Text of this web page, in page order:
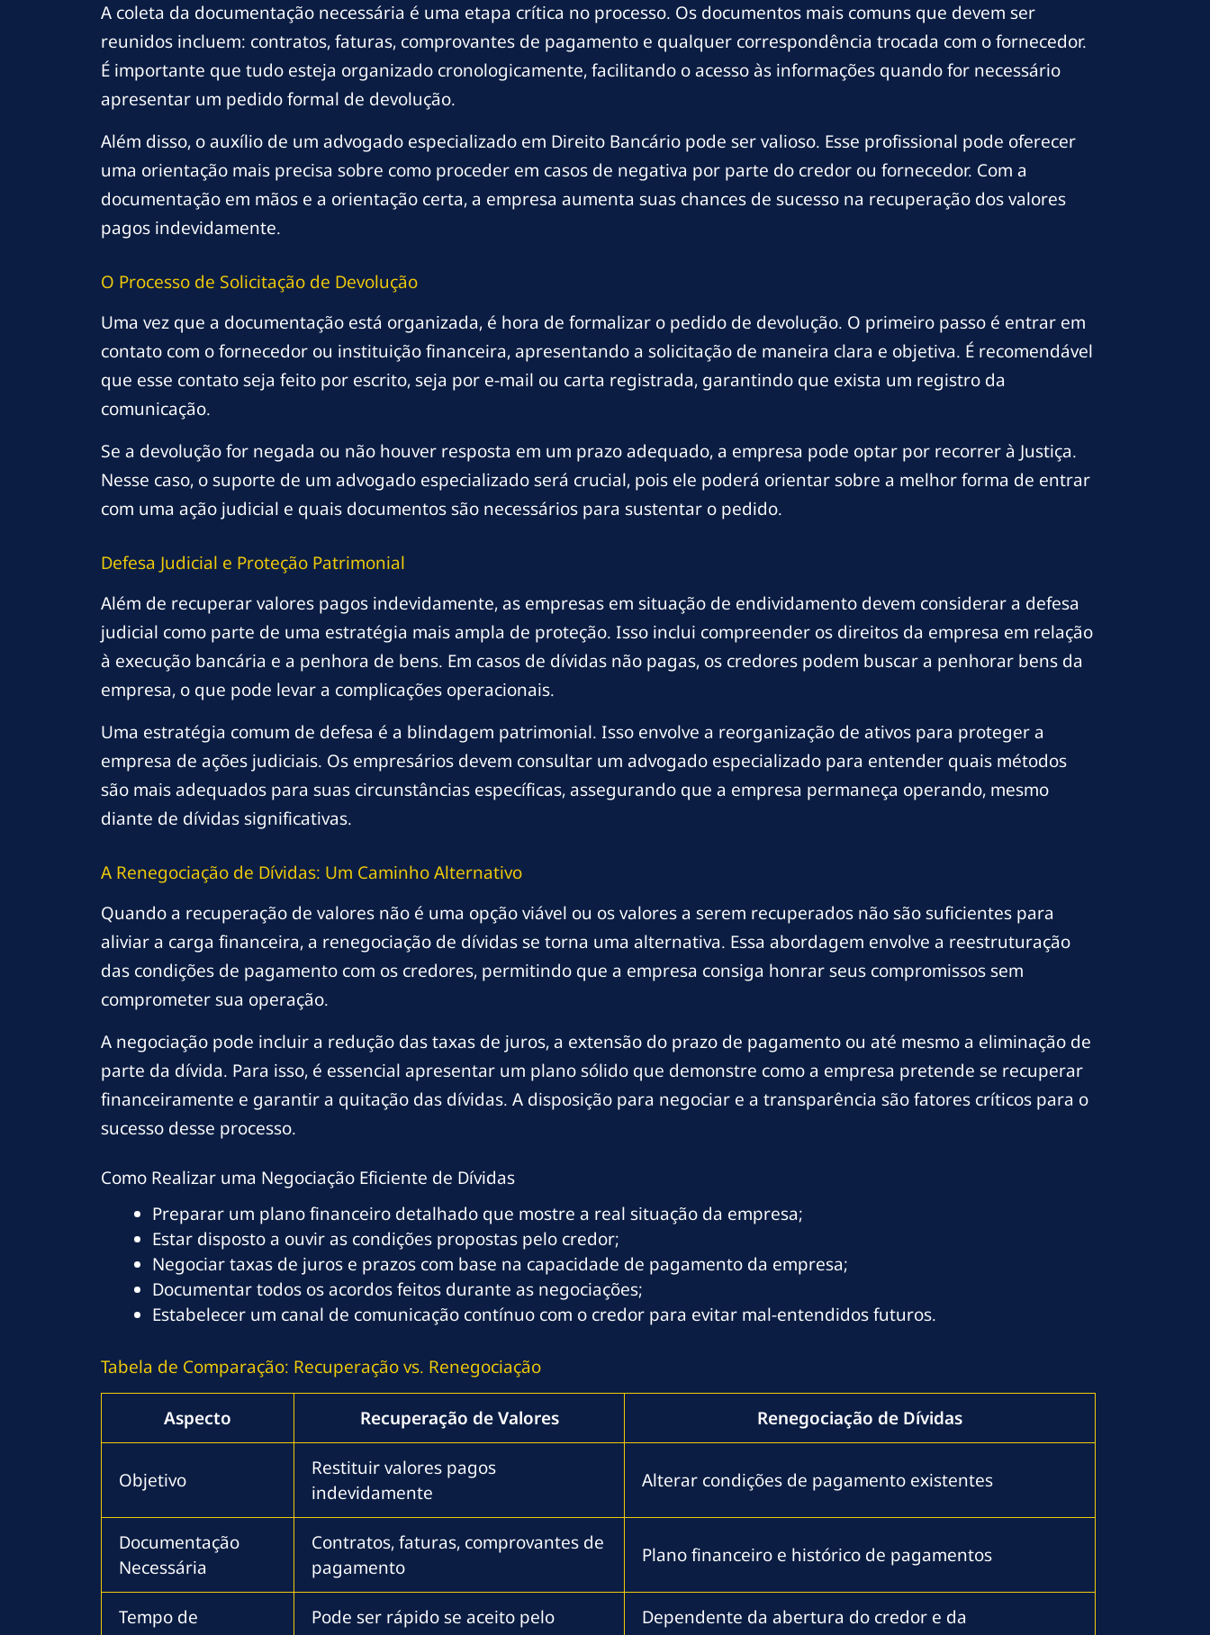
A coleta da documentação necessária é uma etapa crítica no processo. Os documentos mais comuns que devem ser
reunidos incluem: contratos, faturas, comprovantes de pagamento e qualquer correspondência trocada com o fornecedor.
É importante que tudo esteja organizado cronologicamente, facilitando o acesso às informações quando for necessário
apresentar um pedido formal de devolução.
Além disso, o auxílio de um advogado especializado em Direito Bancário pode ser valioso. Esse profissional pode oferecer
uma orientação mais precisa sobre como proceder em casos de negativa por parte do credor ou fornecedor. Com a
documentação em mãos e a orientação certa, a empresa aumenta suas chances de sucesso na recuperação dos valores
pagos indevidamente.
O Processo de Solicitação de Devolução
Uma vez que a documentação está organizada, é hora de formalizar o pedido de devolução. O primeiro passo é entrar em
contato com o fornecedor ou instituição financeira, apresentando a solicitação de maneira clara e objetiva. É recomendável
que esse contato seja feito por escrito, seja por e-mail ou carta registrada, garantindo que exista um registro da
comunicação.
Se a devolução for negada ou não houver resposta em um prazo adequado, a empresa pode optar por recorrer à Justiça.
Nesse caso, o suporte de um advogado especializado será crucial, pois ele poderá orientar sobre a melhor forma de entrar
com uma ação judicial e quais documentos são necessários para sustentar o pedido.
Defesa Judicial e Proteção Patrimonial
Além de recuperar valores pagos indevidamente, as empresas em situação de endividamento devem considerar a defesa
judicial como parte de uma estratégia mais ampla de proteção. Isso inclui compreender os direitos da empresa em relação
à execução bancária e a penhora de bens. Em casos de dívidas não pagas, os credores podem buscar a penhorar bens da
empresa, o que pode levar a complicações operacionais.
Uma estratégia comum de defesa é a blindagem patrimonial. Isso envolve a reorganização de ativos para proteger a
empresa de ações judiciais. Os empresários devem consultar um advogado especializado para entender quais métodos
são mais adequados para suas circunstâncias específicas, assegurando que a empresa permaneça operando, mesmo
diante de dívidas significativas.
A Renegociação de Dívidas: Um Caminho Alternativo
Quando a recuperação de valores não é uma opção viável ou os valores a serem recuperados não são suficientes para
aliviar a carga financeira, a renegociação de dívidas se torna uma alternativa. Essa abordagem envolve a reestruturação
das condições de pagamento com os credores, permitindo que a empresa consiga honrar seus compromissos sem
comprometer sua operação.
A negociação pode incluir a redução das taxas de juros, a extensão do prazo de pagamento ou até mesmo a eliminação de
parte da dívida. Para isso, é essencial apresentar um plano sólido que demonstre como a empresa pretende se recuperar
financeiramente e garantir a quitação das dívidas. A disposição para negociar e a transparência são fatores críticos para o
sucesso desse processo.
Como Realizar uma Negociação Eficiente de Dívidas
Preparar um plano financeiro detalhado que mostre a real situação da empresa;
Estar disposto a ouvir as condições propostas pelo credor;
Negociar taxas de juros e prazos com base na capacidade de pagamento da empresa;
Documentar todos os acordos feitos durante as negociações;
Estabelecer um canal de comunicação contínuo com o credor para evitar mal-entendidos futuros.
Tabela de Comparação: Recuperação vs. Renegociação
Aspecto Recuperação de Valores Renegociação de Dívidas
Objetivo
Restituir valores pagos
indevidamente
Alterar condições de pagamento existentes
Documentação
Necessária
Contratos, faturas, comprovantes de
pagamento
Plano financeiro e histórico de pagamentos
Tempo de
Pode ser rápido se aceito pelo
Dependente da abertura do credor e da